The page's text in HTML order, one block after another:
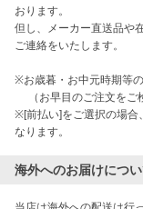
おります。
但し、メーカー直送品や
ご連絡をいたします。
※お歳暮・お中元時期等
（お早目のご注文をご
※[前払い]をご選択の場合
なります。
海外へのお届けにつ